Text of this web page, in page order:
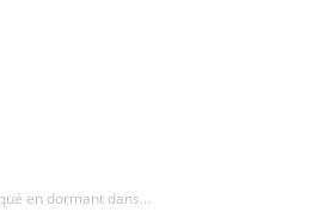
en dormant dans...